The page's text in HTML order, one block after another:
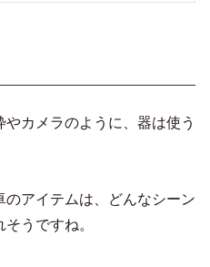
やカメラのように、器は使う
アイテムは、どんなシーン
うですね。